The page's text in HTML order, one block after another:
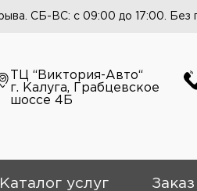
СБ-ВС: с 09:00 до 17:00. Без
ТЦ “Виктория-Авто“
г. Калуга, Грабцевское
шоссе 4Б
Каталог услуг